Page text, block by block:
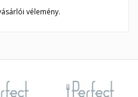
vélemény.